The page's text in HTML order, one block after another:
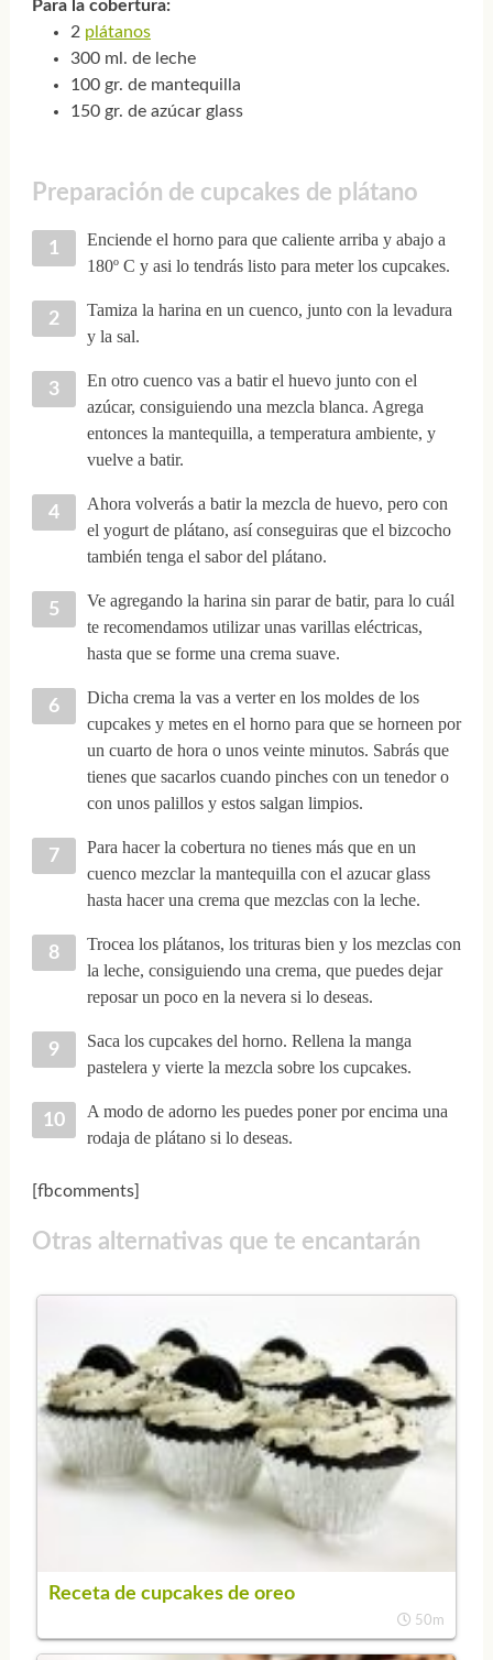
Para la cobertura:
2 plátanos
300 ml. de leche
100 gr. de mantequilla
150 gr. de azúcar glass
Preparación de cupcakes de plátano
Enciende el horno para que caliente arriba y abajo a
180º C y asi lo tendrás listo para meter los cupcakes.
Tamiza la harina en un cuenco, junto con la levadura
y la sal.
En otro cuenco vas a batir el huevo junto con el
azúcar, consiguiendo una mezcla blanca. Agrega
entonces la mantequilla, a temperatura ambiente, y
vuelve a batir.
Ahora volverás a batir la mezcla de huevo, pero con
el yogurt de plátano, así conseguiras que el bizcocho
también tenga el sabor del plátano.
Ve agregando la harina sin parar de batir, para lo cuál
te recomendamos utilizar unas varillas eléctricas,
hasta que se forme una crema suave.
Dicha crema la vas a verter en los moldes de los
cupcakes y metes en el horno para que se horneen por
un cuarto de hora o unos veinte minutos. Sabrás que
tienes que sacarlos cuando pinches con un tenedor o
con unos palillos y estos salgan limpios.
Para hacer la cobertura no tienes más que en un
cuenco mezclar la mantequilla con el azucar glass
hasta hacer una crema que mezclas con la leche.
Trocea los plátanos, los trituras bien y los mezclas con
la leche, consiguiendo una crema, que puedes dejar
reposar un poco en la nevera si lo deseas.
Saca los cupcakes del horno. Rellena la manga
pastelera y vierte la mezcla sobre los cupcakes.
A modo de adorno les puedes poner por encima una
rodaja de plátano si lo deseas.
[fbcomments]
Otras alternativas que te encantarán
Receta de cupcakes de oreo
50m